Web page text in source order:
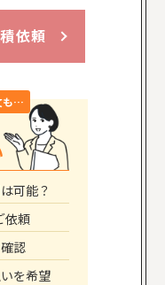
依頼
も…
可能？
依頼
認
を希望